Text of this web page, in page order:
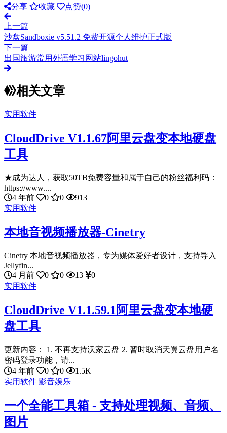
分享
收藏 点赞(0)
上一篇
沙盘Sandboxie v5.51.2 免费开源个人维护正式版
下一篇
出国旅游常用外语学习网站lingohut
相关文章
实用软件
CloudDrive V1.1.67阿里云盘变本地硬盘
工具
★成为达人，获取50TB免费容量和属于自己的粉丝福利码：
https://www....
4 年前
0 0
913
实用软件
本地音视频播放器-Cinetry
Cinetry 本地音视频播放器，专为媒体爱好者设计，支持导入
Jellyfin...
4 月前
0 0 13
0
实用软件
CloudDrive V1.1.59.1阿里云盘变本地硬
盘工具
更新内容： 1. 不再支持沃家云盘 2. 暂时取消天翼云盘用户名
密码登录功能，请...
4 年前
0 0
1.5K
实用软件 影音娱乐
一个全能工具箱 - 支持处理视频、音频、
图片